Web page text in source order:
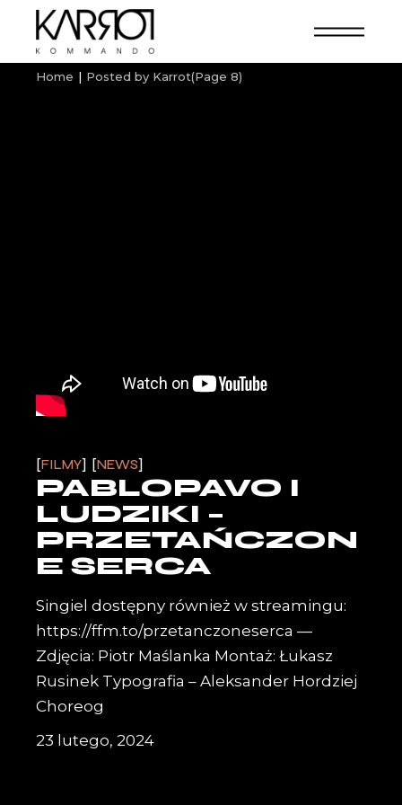
Home Posted by Karrot(Page 8)
FILMY NEWS
PABLOPAVO I
LUDZIKI –
PRZETAŃCZON
E SERCA
Singiel dostępny również w streamingu:
https://ffm.to/przetanczoneserca —
Zdjęcia: Piotr Maślanka Montaż: Łukasz
Rusinek Typografia – Aleksander Hordziej
Choreog
23 lutego, 2024